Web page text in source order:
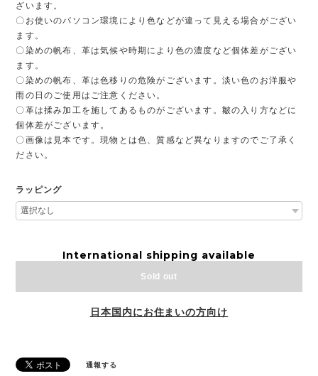
ざいます。
〇お使いのパソコン環境により色などが違って見える場合がござい
ます。
〇染めの帆布、革は気候や時期により色の濃度など個体差がござい
ます。
〇染めの帆布、革は色移りの危険がございます。淡い色のお洋服や
雨の日のご使用はご注意ください。
〇革は揉み加工を施してあるものがございます。皺の入り方などに
個体差がございます。
〇画像は見本です。現物とは色、質感など異なりますのでご了承く
ださい。
ラッピング
International shipping available
Sold out
日本国内にお住まいの方向け
通報する